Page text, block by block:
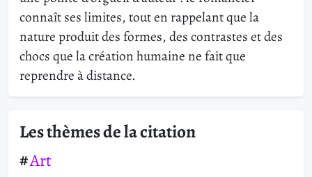
connaît ses limites, tout en rappelant que la
nature produit des formes, des contrastes et des
chocs que la création humaine ne fait que
reprendre à distance.
Les thèmes de la citation
Art